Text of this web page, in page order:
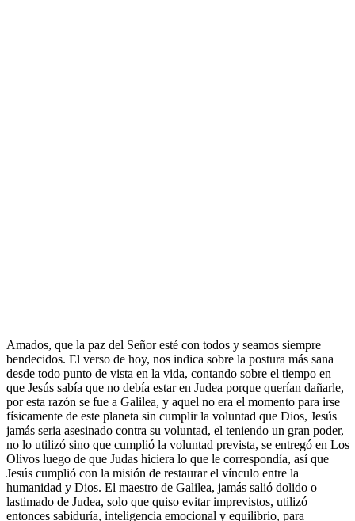
Amados, que la paz del Señor esté con todos y seamos siempre
bendecidos. El verso de hoy, nos indica sobre la postura más sana
desde todo punto de vista en la vida, contando sobre el tiempo en
que Jesús sabía que no debía estar en Judea porque querían dañarle,
por esta razón se fue a Galilea, y aquel no era el momento para irse
físicamente de este planeta sin cumplir la voluntad que Dios, Jesús
jamás seria asesinado contra su voluntad, el teniendo un gran poder,
no lo utilizó sino que cumplió la voluntad prevista, se entregó en Los
Olivos luego de que Judas hiciera lo que le correspondía, así que
Jesús cumplió con la misión de restaurar el vínculo entre la
humanidad y Dios. El maestro de Galilea, jamás salió dolido o
lastimado de Judea, solo que quiso evitar imprevistos, utilizó
entonces sabiduría, inteligencia emocional y equilibrio, para